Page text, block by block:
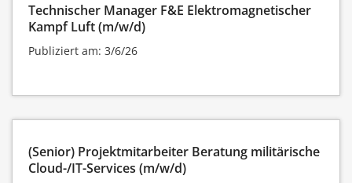
Technischer Manager F&E Elektromagnetischer
Kampf Luft (m/w/d)
Publiziert am: 3/6/26
(Senior) Projektmitarbeiter Beratung militärische
Cloud-/IT-Services (m/w/d)